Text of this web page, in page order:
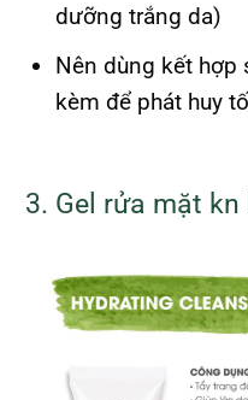
dưỡng trắng da)
Nên dùng kết hợp
kèm để phát huy
3. Gel rửa mặt kn